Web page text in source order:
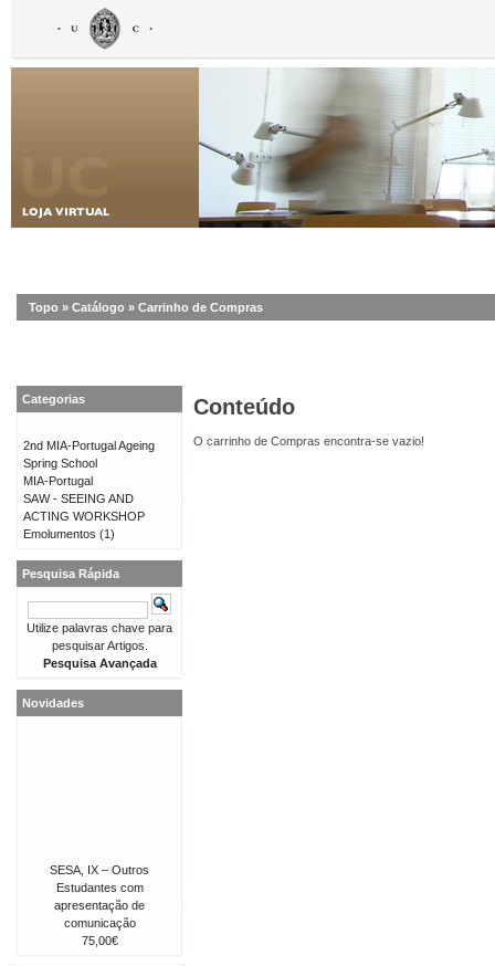
Topo » Catálogo » Carrinho de Compras
Conteúdo
O carrinho de Compras encontra-se vazio!
Categorias
2nd MIA-Portugal Ageing
Spring School
MIA-Portugal
SAW - SEEING AND
ACTING WORKSHOP
Emolumentos (1)
Pesquisa Rápida
Utilize palavras chave para
pesquisar Artigos.
Pesquisa Avançada
Novidades
SESA, IX – Outros
Estudantes com
apresentação de
comunicação
75,00€